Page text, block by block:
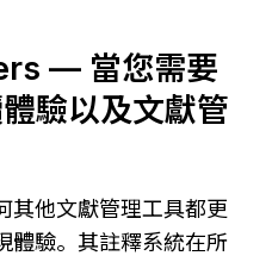
— 當您需要
驗以及文獻管
其他文獻管理工具都更
體驗。其註釋系統在所